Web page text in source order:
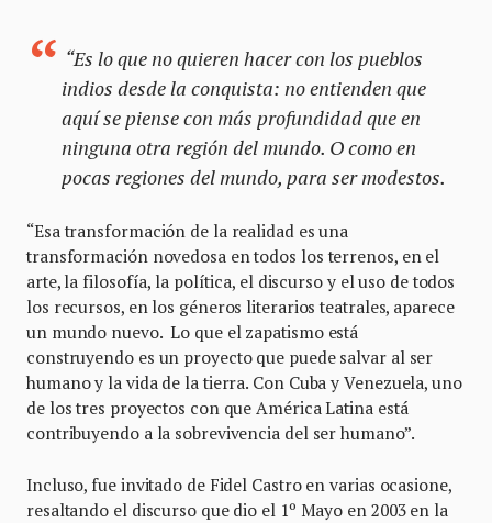
“Es lo que no quieren hacer con los pueblos
indios desde la conquista: no entienden que
aquí se piense con más profundidad que en
ninguna otra región del mundo. O como en
pocas regiones del mundo, para ser modestos.
“Esa transformación de la realidad es una
transformación novedosa en todos los terrenos, en el
arte, la filosofía, la política, el discurso y el uso de todos
los recursos, en los géneros literarios teatrales, aparece
un mundo nuevo. Lo que el zapatismo está
construyendo es un proyecto que puede salvar al ser
humano y la vida de la tierra. Con Cuba y Venezuela, uno
de los tres proyectos con que América Latina está
contribuyendo a la sobrevivencia del ser humano”.
Incluso, fue invitado de Fidel Castro en varias ocasione,
resaltando el discurso que dio el 1º Mayo en 2003 en la